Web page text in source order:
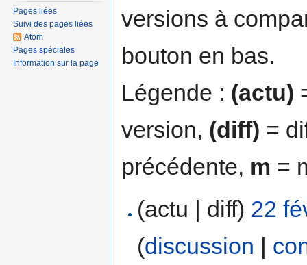
versions à
bouton en bas.
Légende : (actu)
version, (diff) =
précédente, m =
(actu | diff) 22
(discussion |
Pages liées
Suivi des pages liées
Atom
Pages spéciales
Information sur la page